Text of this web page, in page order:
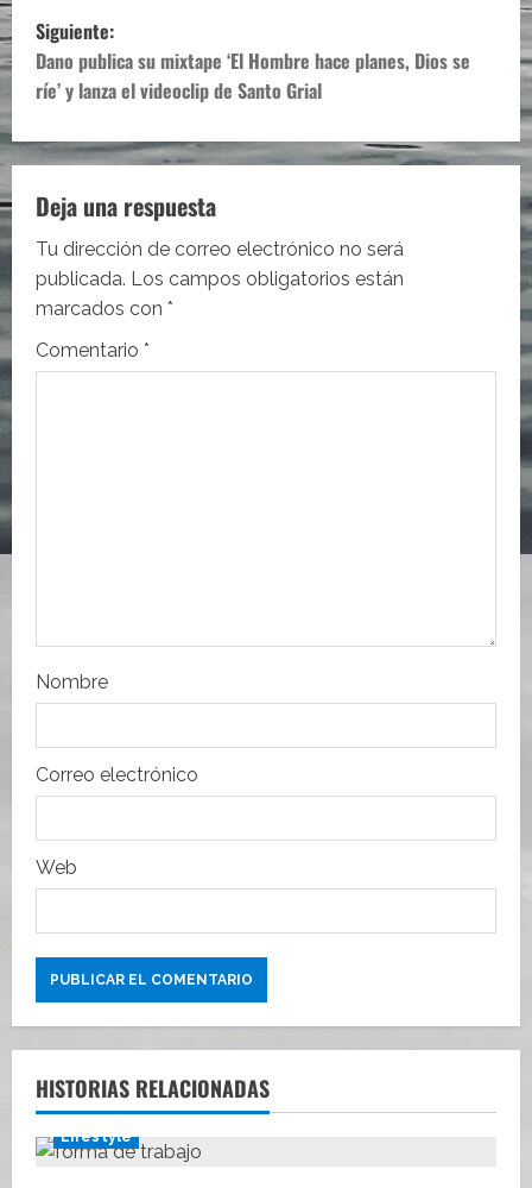
v
e
g
a
c
i
ó
n
r
a
d
a
s
Siguiente:
Dano publica su mixtape ‘El Hombre hace planes, Dios se
ríe’ y lanza el videoclip de Santo Grial
Deja una respuesta
Tu dirección de correo electrónico no será
publicada. Los campos obligatorios están
marcados con *
Comentario *
Nombre
Correo electrónico
Web
HISTORIAS RELACIONADAS
Lifestyle